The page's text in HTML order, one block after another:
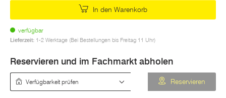
In den Warenkorb
verfügbar
Lieferzeit: 1-2 Werktage (Bei Bestellungen bis Freitag 11 Uhr)
Reservieren und im Fachmarkt abholen
Reservieren